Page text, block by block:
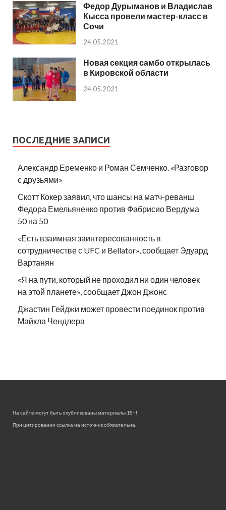
Федор Дурыманов и Владислав
Кысса провели мастер-класс в
Сочи
24.05.2021
Новая секция самбо открылась
в Кировской области
24.05.2021
ПОСЛЕДНИЕ ЗАПИСИ
Александр Еременко и Роман Семченко. «Разговор
с друзьями»
Скотт Кокер заявил, что шансы на матч-реванш
Федора Емельяненко против Фабрисио Вердума
50 на 50
«Есть взаимная заинтересованность в
сотрудничестве с UFC и Bellator», сообщает Эдуард
Вартанян
«Я на пути, который не проходил ни один человек
на этой планете», сообщает Джон Джонс
Джастин Гейджи может провести поединок против
Майкла Чендлера
На сайте могут быть опубликованы материалы 18+!
При цитировании ссылка на источник обязательна.